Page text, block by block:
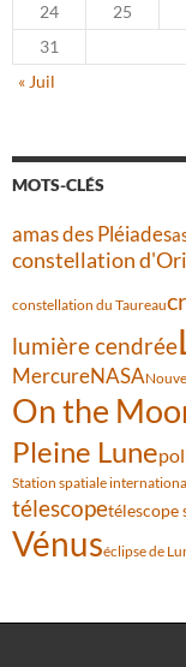
24
25
31
« Juil
MOTS-CLÉS
amas des Pléiades
constellation
constellation du Taureau
lumière cendrée
MercureNASA
On the
Pleine Lune
Station spatiale
télescopetélescope
Vénuséclipse de